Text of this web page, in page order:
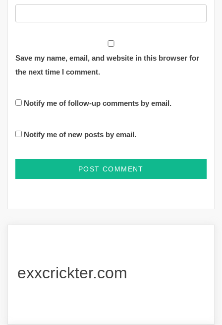
Save my name, email, and website in this browser for
the next time I comment.
Notify me of follow-up comments by email.
Notify me of new posts by email.
exxcrickter.com